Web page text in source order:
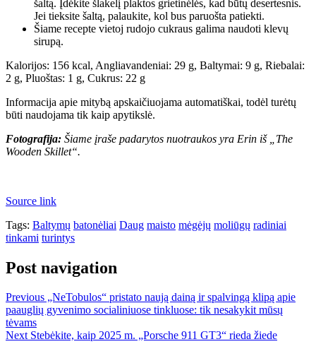
šaltą. Įdėkite šlakelį plaktos grietinėlės, kad būtų desertesnis.
Jei tieksite šaltą, palaukite, kol bus paruošta patiekti.
Šiame recepte vietoj rudojo cukraus galima naudoti klevų
sirupą.
Kalorijos: 156 kcal, Angliavandeniai: 29 g, Baltymai: 9 g, Riebalai:
2 g, Pluoštas: 1 g, Cukrus: 22 g
Informacija apie mitybą apskaičiuojama automatiškai, todėl turėtų
būti naudojama tik kaip apytikslė.
Fotografija: Šiame įraše padarytos nuotraukos yra Erin iš „The
Wooden Skillet“.
Source link
Tags: Baltymų batonėliai Daug maisto mėgėjų moliūgų radiniai
tinkami turintys
Post navigation
Previous „NeTobulos“ pristato naują dainą ir spalvingą klipą apie
paauglių gyvenimo socialiniuose tinkluose: tik nesakykit mūsų
tėvams
NextStebėkite, kaip 2025 m. „Porsche 911 GT3“ rieda žiede